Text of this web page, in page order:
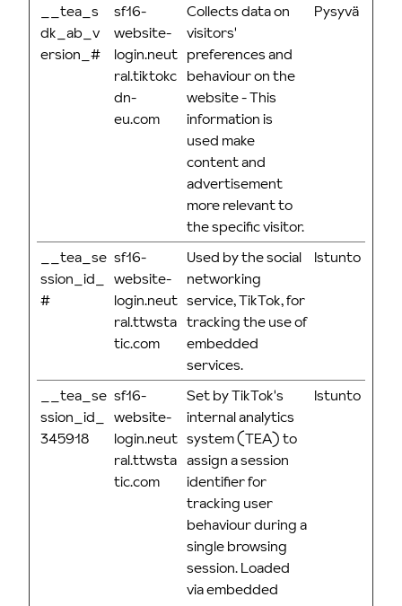
__tea_s
dk_ab_v
ersion_#
sf16-
website-
login.neut
ral.tiktokc
dn-
eu.com
Collects data on
visitors'
preferences and
behaviour on the
website - This
information is
used make
content and
advertisement
more relevant to
the specific visitor.
Pysyvä
__tea_se
ssion_id_
#
sf16-
website-
login.neut
ral.ttwsta
tic.com
Used by the social
networking
service, TikTok, for
tracking the use of
embedded
services.
Istunto
__tea_se
ssion_id_
345918
sf16-
website-
login.neut
ral.ttwsta
tic.com
Set by TikTok's
internal analytics
system (TEA) to
assign a session
identifier for
tracking user
behaviour during a
single browsing
session. Loaded
via embedded
Istunto